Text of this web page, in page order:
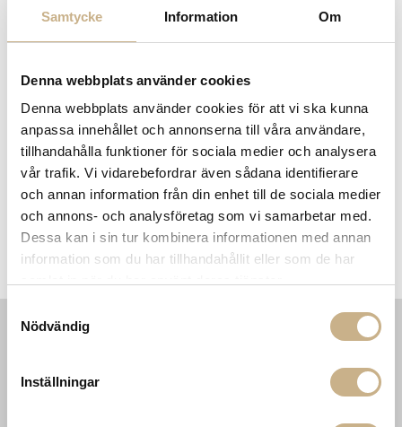
Samtycke Information Om
Denna webbplats använder cookies
Denna webbplats använder cookies för att vi ska kunna
anpassa innehållet och annonserna till våra användare,
tillhandahålla funktioner för sociala medier och analysera
vår trafik. Vi vidarebefordrar även sådana identifierare
och annan information från din enhet till de sociala medier
och annons- och analysföretag som vi samarbetar med.
Dessa kan i sin tur kombinera informationen med annan
information som du har tillhandahållit eller som de har
Nödvändig
Inställningar
MER FRÅN AUDO COPENHAGEN
Travertine
chair
Startsidan